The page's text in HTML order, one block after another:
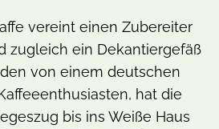
vereint einen Zubereiter
zugleich ein Dekantiergefäß
von einem deutschen
hat die
bis ins Weiße Haus